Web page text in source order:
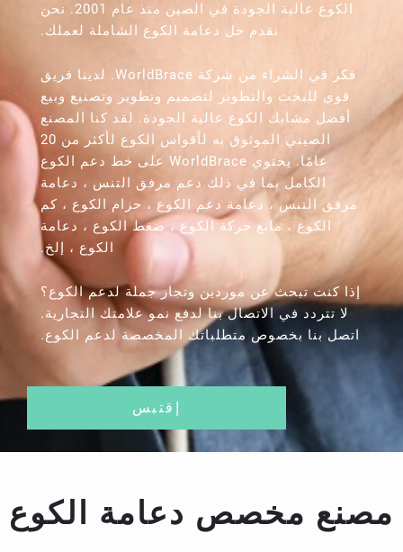
الكوع عالية الجودة في الصين منذ عام 2001. نحن
نقدم حل دعامة الكوع الشاملة لعملك.
فكر في الشراء من شركة WorldBrace. لدينا فريق
قوي للبحث والتطوير لتصميم وتطوير وتصنيع وبيع
أفضل مشابك الكوع عالية الجودة. لقد كنا المصنع
الصيني الموثوق به لأقواس الكوع لأكثر من 20
عامًا. يحتوي WorldBrace على خط دعم الكوع
الكامل بما في ذلك دعم مرفق التنس ، دعامة
مرفق التنس ، دعامة دعم الكوع ، حزام الكوع ، كم
الكوع ، مانع حركة الكوع ، ضغط الكوع ، دعامة
الكوع ، إلخ.
إذا كنت تبحث عن موردين وتجار جملة لدعم الكوع؟
لا تتردد في الاتصال بنا لدفع نمو علامتك التجارية.
اتصل بنا بخصوص متطلباتك المخصصة لدعم الكوع.
إقتبس
مصنع مخصص دعامة الكوع